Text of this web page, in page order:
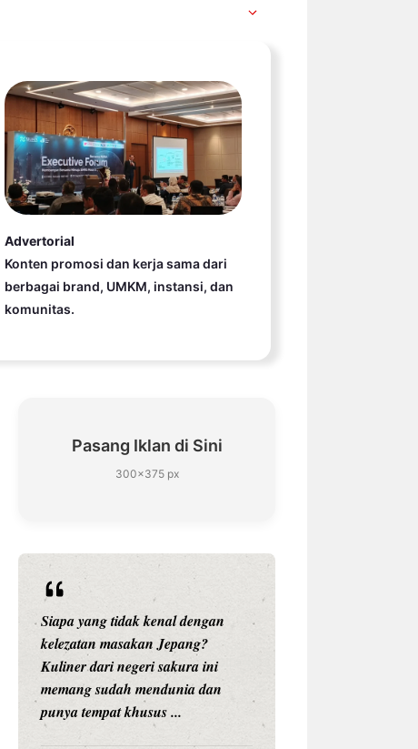
Advertorial
Konten promosi dan kerja sama dari
berbagai brand, UMKM, instansi, dan
komunitas.
Pasang Iklan di Sini
300×375 px
Siapa sangka, dua nama besar di
dunia hiburan, Nunung Srimulat
dan Vicky Prasetyo, kini merambah
dunia kuliner dengan membuka
restoran ...